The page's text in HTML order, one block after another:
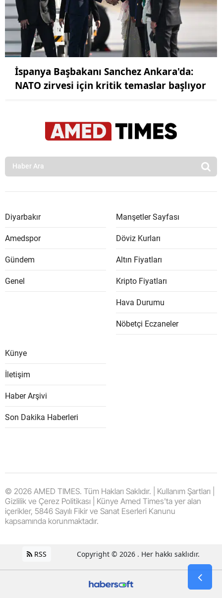
İspanya Başbakanı Sanchez Ankara'da:
NATO zirvesi için kritik temaslar başlıyor
Diyarbakır
Amedspor
Gündem
Genel
Manşetler Sayfası
Döviz Kurları
Altın Fiyatları
Kripto Fiyatları
Hava Durumu
Nöbetçi Eczaneler
Künye
İletişim
Haber Arşivi
Son Dakika Haberleri
© 2026 AMED TIMES. Tüm Hakları Saklıdır. | Kullanım Şartları |
Gizlilik ve Çerez Politikası | Künye Amed Times'ta yer alan
içerikler, 5846 Sayılı Fikir ve Sanat Eserleri Kanunu
kapsamında korunmaktadır.
RSS Copyright © 2026 . Her hakkı saklıdır.